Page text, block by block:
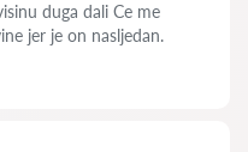
duga dali Ce me
jer je on nasljedan.